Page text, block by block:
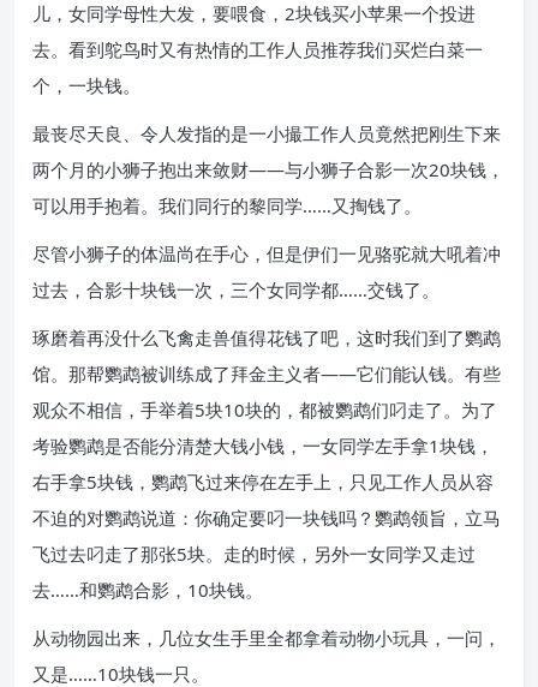
儿，女同学母性大发，要喂食，2块钱买小苹果一个投进
去。看到鸵鸟时又有热情的工作人员推荐我们买烂白菜一
个，一块钱。
最丧尽天良、令人发指的是一小撮工作人员竟然把刚生下来
两个月的小狮子抱出来敛财——与小狮子合影一次20块钱，
可以用手抱着。我们同行的黎同学……又掏钱了。
尽管小狮子的体温尚在手心，但是伊们一见骆驼就大吼着冲
过去，合影十块钱一次，三个女同学都……交钱了。
琢磨着再没什么飞禽走兽值得花钱了吧，这时我们到了鹦鹉
馆。那帮鹦鹉被训练成了拜金主义者——它们能认钱。有些
观众不相信，手举着5块10块的，都被鹦鹉们叼走了。为了
考验鹦鹉是否能分清楚大钱小钱，一女同学左手拿1块钱，
右手拿5块钱，鹦鹉飞过来停在左手上，只见工作人员从容
不迫的对鹦鹉说道：你确定要叼一块钱吗？鹦鹉领旨，立马
飞过去叼走了那张5块。走的时候，另外一女同学又走过
去……和鹦鹉合影，10块钱。
从动物园出来，几位女生手里全都拿着动物小玩具，一问，
又是……10块钱一只。